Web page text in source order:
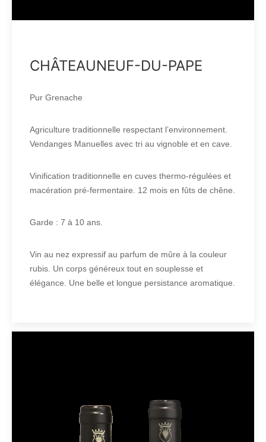
CHÂTEAUNEUF-DU-PAPE
Pur Grenache
Agriculture traditionnelle respectant l’environnement.
Vendanges Manuelles avec tri au vignoble et en cave.
Vinification traditionnelle en cuves thermo-régulées et
macération pré-fermentaire. 12 mois en fûts de chêne.
Garde : 7 à 10 ans.
Vin au nez expressif au parfum de mûre à la couleur
rubis. Un corps généreux tout en souplesse et
élégance. Une belle et longue persistance aromatique.